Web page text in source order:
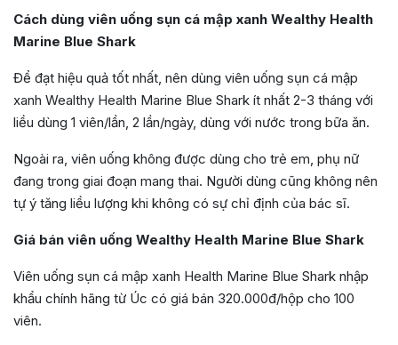
Cách dùng viên uống sụn cá mập xanh Wealthy Health
Marine Blue Shark
Để đạt hiệu quả tốt nhất, nên dùng viên uống sụn cá mập
xanh Wealthy Health Marine Blue Shark ít nhất 2-3 tháng với
liều dùng 1 viên/lần, 2 lần/ngày, dùng với nước trong bữa ăn.
Ngoài ra, viên uống không được dùng cho trẻ em, phụ nữ
đang trong giai đoạn mang thai. Người dùng cũng không nên
tự ý tăng liều lượng khi không có sự chỉ định của bác sĩ.
Giá bán viên uống Wealthy Health Marine Blue Shark
Viên uống sụn cá mập xanh Health Marine Blue Shark nhập
khẩu chính hãng từ Úc có giá bán 320.000đ/hộp cho 100
viên.